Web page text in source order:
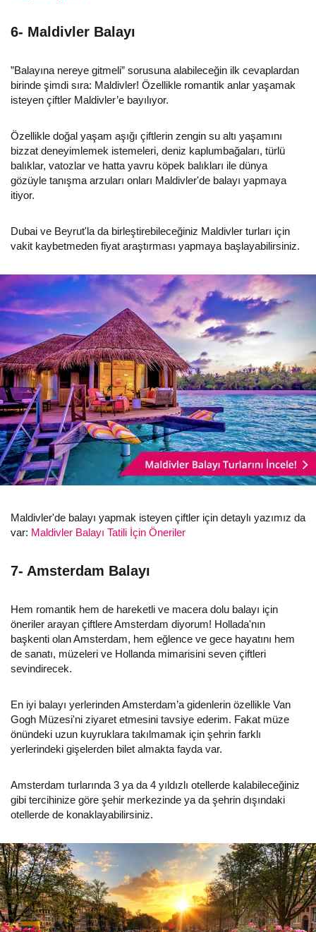
6- Maldivler Balayı
”Balayına nereye gitmeli” sorusuna alabileceğin ilk cevaplardan
birinde şimdi sıra: Maldivler! Özellikle romantik anlar yaşamak
isteyen çiftler Maldivler’e bayılıyor.
Özellikle doğal yaşam aşığı çiftlerin zengin su altı yaşamını
bizzat deneyimlemek istemeleri, deniz kaplumbağaları, türlü
balıklar, vatozlar ve hatta yavru köpek balıkları ile dünya
gözüyle tanışma arzuları onları Maldivler'de balayı yapmaya
itiyor.
Dubai ve Beyrut'la da birleştirebileceğiniz Maldivler turları için
vakit kaybetmeden fiyat araştırması yapmaya başlayabilirsiniz.
Maldivler'de balayı yapmak isteyen çiftler için detaylı yazımız da
var: Maldivler Balayı Tatili İçin Öneriler
7- Amsterdam Balayı
Hem romantik hem de hareketli ve macera dolu balayı için
öneriler arayan çiftlere Amsterdam diyorum! Hollada'nın
başkenti olan Amsterdam, hem eğlence ve gece hayatını hem
de sanatı, müzeleri ve Hollanda mimarisini seven çiftleri
sevindirecek.
En iyi balayı yerlerinden Amsterdam’a gidenlerin özellikle Van
Gogh Müzesi'ni ziyaret etmesini tavsiye ederim. Fakat müze
önündeki uzun kuyruklara takılmamak için şehrin farklı
yerlerindeki gişelerden bilet almakta fayda var.
Amsterdam turlarında 3 ya da 4 yıldızlı otellerde kalabileceğiniz
gibi tercihinize göre şehir merkezinde ya da şehrin dışındaki
otellerde de konaklayabilirsiniz.